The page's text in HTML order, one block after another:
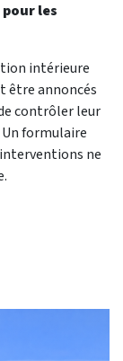
les
intérieure
être annoncés
contrôler leur
formulaire
ne